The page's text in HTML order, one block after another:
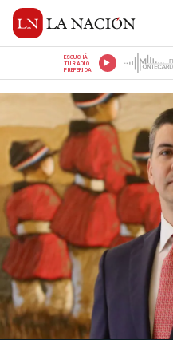
ESCUCHÁ
TU RADIO
PREFERIDA